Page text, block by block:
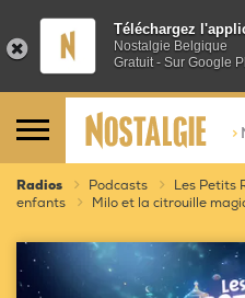
Téléchargez
Nostalgie Belgique
Gratuit - Sur Google
>
Radios Podcasts
Les Petits
enfants
Milo et la citrouille